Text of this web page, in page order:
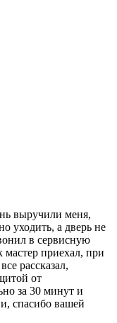
выручили меня,
уходить, а дверь не
в сервисную
приехал, при
рассказал,
от
за 30 минут и
спасибо вашей